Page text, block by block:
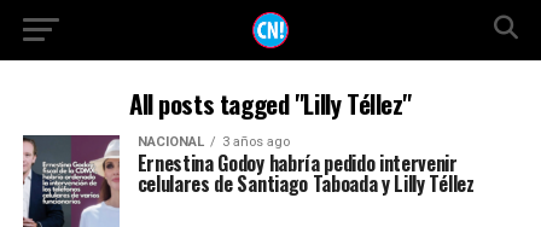
All posts tagged "Lilly Téllez"
NACIONAL 3 años ago
Ernestina Godoy habría pedido intervenir
celulares de Santiago Taboada y Lilly Téllez